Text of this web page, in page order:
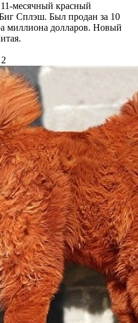
месячный красный
Сплэш. Был продан за 10
миллиона долларов. Новый
2